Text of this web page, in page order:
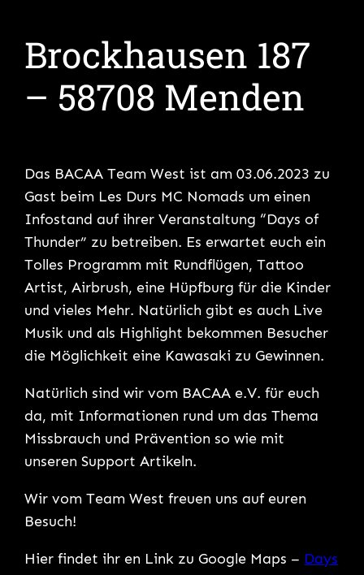
Brockhausen 187
– 58708 Menden
Das BACAA Team West ist am 03.06.2023 zu
Gast beim Les Durs MC Nomads um einen
Infostand auf ihrer Veranstaltung “Days of
Thunder” zu betreiben. Es erwartet euch ein
Tolles Programm mit Rundflügen, Tattoo
Artist, Airbrush, eine Hüpfburg für die Kinder
und vieles Mehr. Natürlich gibt es auch Live
Musik und als Highlight bekommen Besucher
die Möglichkeit eine Kawasaki zu Gewinnen.
Natürlich sind wir vom BACAA e.V. für euch
da, mit Informationen rund um das Thema
Missbrauch und Prävention so wie mit
unseren Support Artikeln.
Wir vom Team West freuen uns auf euren
Besuch!
Hier findet ihr en Link zu Google Maps – Days